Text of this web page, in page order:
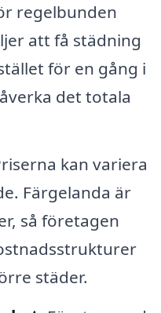
regelbunden
att få städning
för en gång i
det totala
kan variera
Färgelanda är
så företagen
städer.